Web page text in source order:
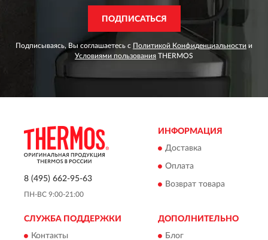
ПОДПИСАТЬСЯ
Подписываясь, Вы соглашаетесь с Политикой Конфиденциальности и
Условиями пользования THERMOS
8 (495) 662-95-63
ПН-ВС 9:00-21:00
ИНФОРМАЦИЯ
Доставка
Оплата
Возврат товара
СЛУЖБА ПОДДЕРЖКИ
Контакты
ДОПОЛНИТЕЛЬНО
Блог